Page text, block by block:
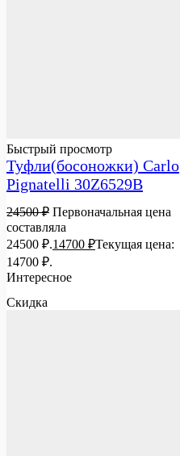
Быстрый просмотр
Туфли(босоножки) Carlo
Pignatelli 30Z6529B
24500₽ Первоначальная цена
составляла
24500 ₽.14700 ₽Текущая цена:
14700 ₽.
Интересное
Скидка